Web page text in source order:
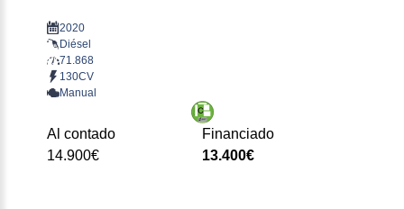
2020
Diésel
71.868
130CV
Manual
Al contado
14.900€
Financiado
13.400€